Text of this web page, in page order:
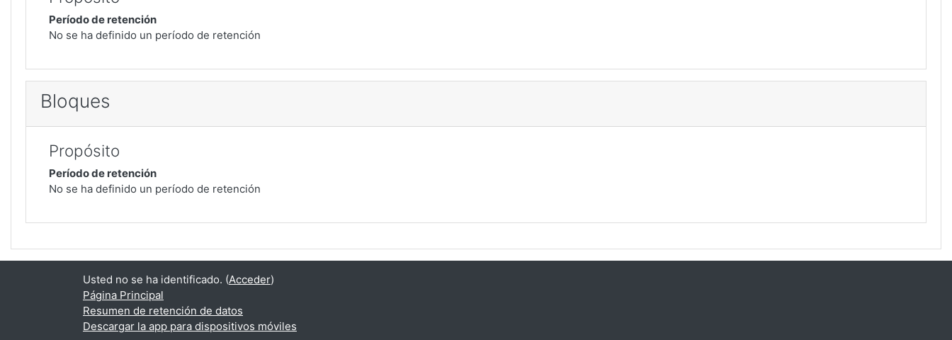
Período de retención
No se ha definido un período de retención
Bloques
Propósito
Período de retención
No se ha definido un período de retención
Usted no se ha identificado. (Acceder)
Página Principal
Resumen de retención de datos
Descargar la app para dispositivos móviles